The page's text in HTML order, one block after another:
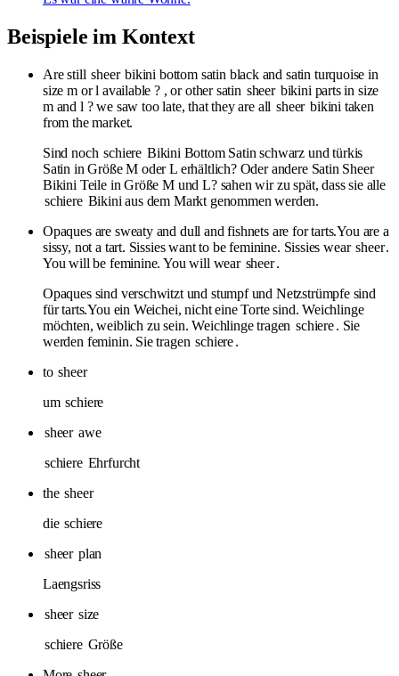
Beispiele im Kontext
Are still sheer bikini bottom satin black and satin turquoise in
size m or l available ? , or other satin sheer bikini parts in size
m and l ? we saw too late, that they are all sheer bikini taken
from the market.
Sind noch schiere Bikini Bottom Satin schwarz und türkis
Satin in Größe M oder L erhältlich? Oder andere Satin Sheer
Bikini Teile in Größe M und L? sahen wir zu spät, dass sie alle
schiere Bikini aus dem Markt genommen werden.
Opaques are sweaty and dull and fishnets are for tarts.You are a
sissy, not a tart. Sissies want to be feminine. Sissies wear sheer.
You will be feminine. You will wear sheer.
Opaques sind verschwitzt und stumpf und Netzstrümpfe sind
für tarts.You ein Weichei, nicht eine Torte sind. Weichlinge
möchten, weiblich zu sein. Weichlinge tragen schiere. Sie
werden feminin. Sie tragen schiere.
to sheer
um schiere
sheer awe
schiere Ehrfurcht
the sheer
die schiere
sheer plan
Laengsriss
sheer size
schiere Größe